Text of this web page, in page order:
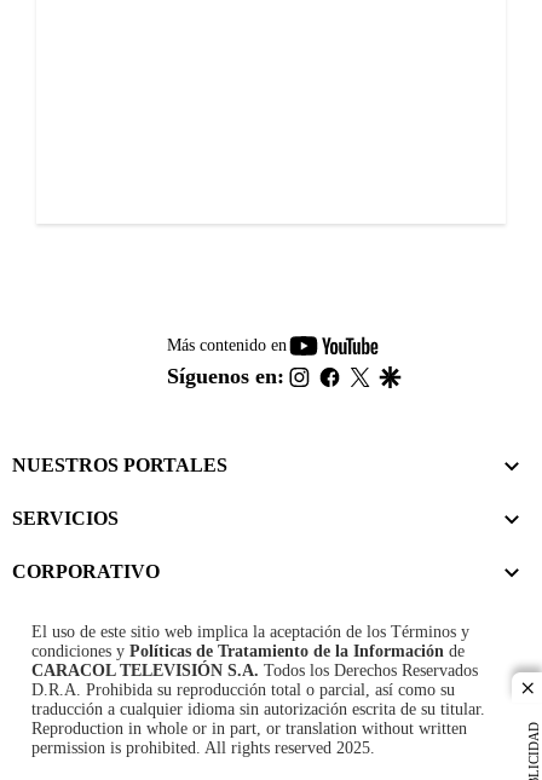
PUBLICIDAD
Más contenido en
youtube-
footer
Síguenos en: instagram
facebook
twitter
NUESTROS PORTALES
SERVICIOS
CORPORATIVO
El uso de este sitio web implica la aceptación de los Términos y
condiciones y Políticas de Tratamiento de la Información de
CARACOL TELEVISIÓN S.A. Todos los Derechos Reservados
D.R.A. Prohibida su reproducción total o parcial, así como su
traducción a cualquier idioma sin autorización escrita de su titular.
Reproduction in whole or in part, or translation without written
permission is prohibited. All rights reserved 2025.